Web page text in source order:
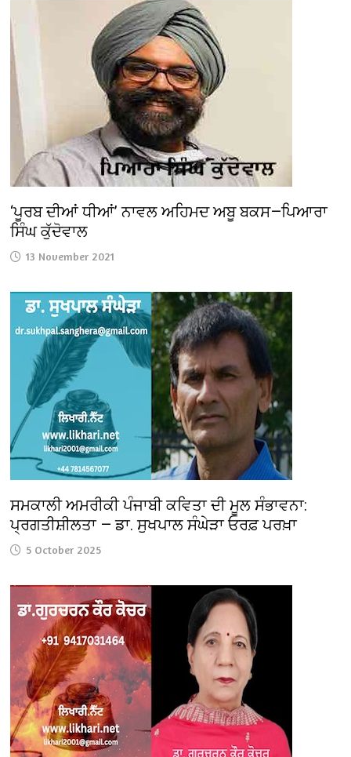
‘ਪੂਰਬ ਦੀਆਂ ਧੀਆਂ’ ਨਾਵਲ ਅਹਿਮਦ ਅਬੂ ਬਕਸ—ਪਿਆਰਾ
ਸਿੰਘ ਕੁੱਦੋਵਾਲ
13 November 2021
ਸਮਕਾਲੀ ਅਮਰੀਕੀ ਪੰਜਾਬੀ ਕਵਿਤਾ ਦੀ ਮੂਲ ਸੰਭਾਵਨਾ:
ਪ੍ਰਗਤੀਸ਼ੀਲਤਾ — ਡਾ. ਸੁਖਪਾਲ ਸੰਘੇੜਾ ਓਰਫ਼ ਪਰਖ਼ਾ
5 October 2025